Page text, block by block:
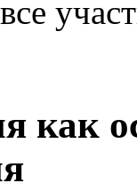
как